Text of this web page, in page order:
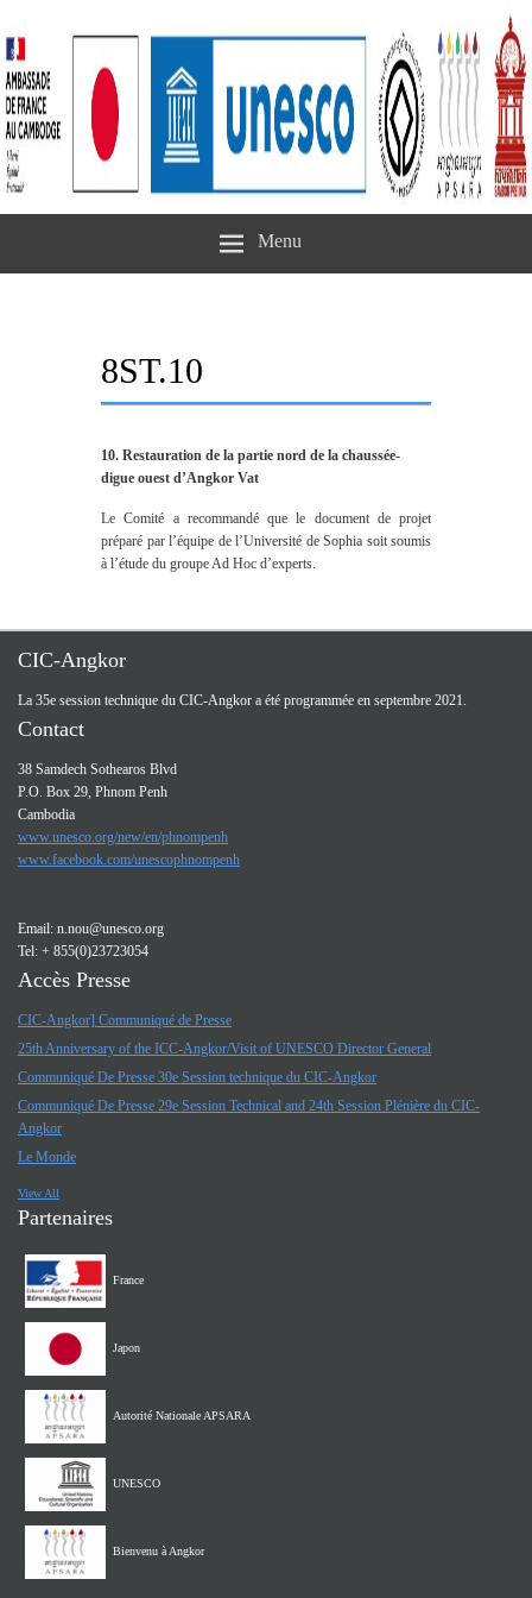
Menu
8ST.10
10. Restauration de la partie nord de la chaussée-
digue ouest d’Angkor Vat
Le Comité a recommandé que le document de projet
préparé par l’équipe de l’Université de Sophia soit soumis
à l’étude du groupe Ad Hoc d’experts.
CIC-Angkor
La 35e session technique du CIC-Angkor a été programmée en septembre 2021.
Contact
38 Samdech Sothearos Blvd
P.O. Box 29, Phnom Penh
Cambodia
www.unesco.org/new/en/phnompenh
www.facebook.com/unescophnompenh
Email: n.nou@unesco.org
Tel: + 855(0)23723054
Accès Presse
CIC-Angkor] Communiqué de Presse
25th Anniversary of the ICC-Angkor/Visit of UNESCO Director General
Communiqué De Presse 30e Session technique du CIC-Angkor
Communiqué De Presse 29e Session Technical and 24th Session Plénière du CIC-
Angkor
Le Monde
View All
Partenaires
France
Japon
Autorité Nationale APSARA
UNESCO
Bienvenu à Angkor